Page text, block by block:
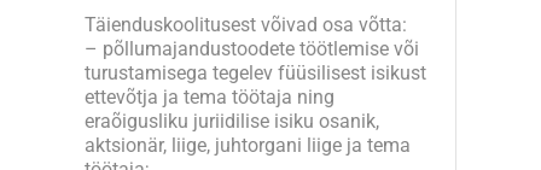
Täienduskoolitusest võivad osa võtta:
– põllumajandustoodete töötlemise või
turustamisega tegelev füüsilisest isikust
ettevõtja ja tema töötaja ning
eraõigusliku juriidilise isiku osanik,
aktsionär, liige, juhtorgani liige ja tema